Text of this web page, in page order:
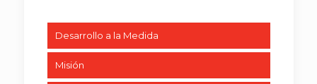
Desarrollo a la Medida
Misión